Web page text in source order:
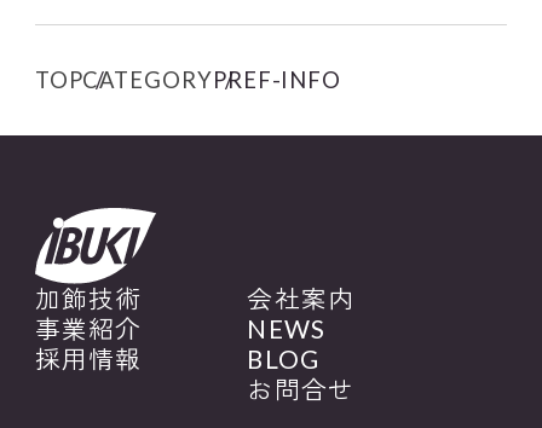
TOPCATEGORYPREF-INFO
加飾技術
事業紹介
採用情報
会社案内
NEWS
BLOG
お問合せ